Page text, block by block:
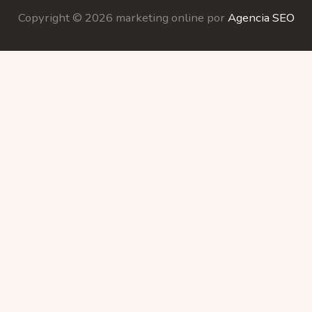
Copyright © 2026 marketing online por Agencia SEO